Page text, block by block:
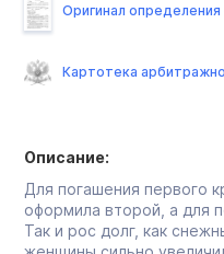
Описание:
Для погашения первого
оформила второй, а для
Так и рос долг, как
Оригинал определения
Картотека